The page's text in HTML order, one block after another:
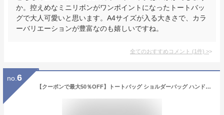
か。控えめなミニリボンがワンポイントになったトートバッ
グで大人可愛いと思います。A4サイズが入る大きさで、カラ
ーバリエーションが豊富なのも嬉しいですね。
全てのおすすめコメント (1件) >
no. 6
【クーポンで最大50％OFF】トートバッグ ショルダーバッグ ハンドバッグ 2wayバッグ 通勤バッグ お仕事バッグ 通勤 レディース レディースバッグ 肩掛けバッグ 肩掛け おしゃれ 女性 大人可愛い 高見え オフィスカジュアル 軽い 軽量